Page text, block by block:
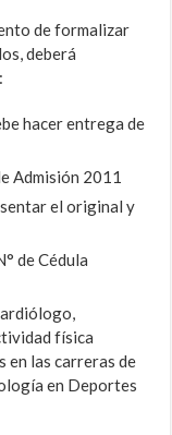
de formalizar
deberá
hacer entrega de
Admisión 2011
el original y
de Cédula
física
en las carreras de
en Deportes